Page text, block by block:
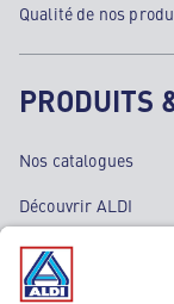
Qualité de nos
PRODUITS
Nos catalogues
Découvrir ALDI
Nos bons plans
Nos rayons